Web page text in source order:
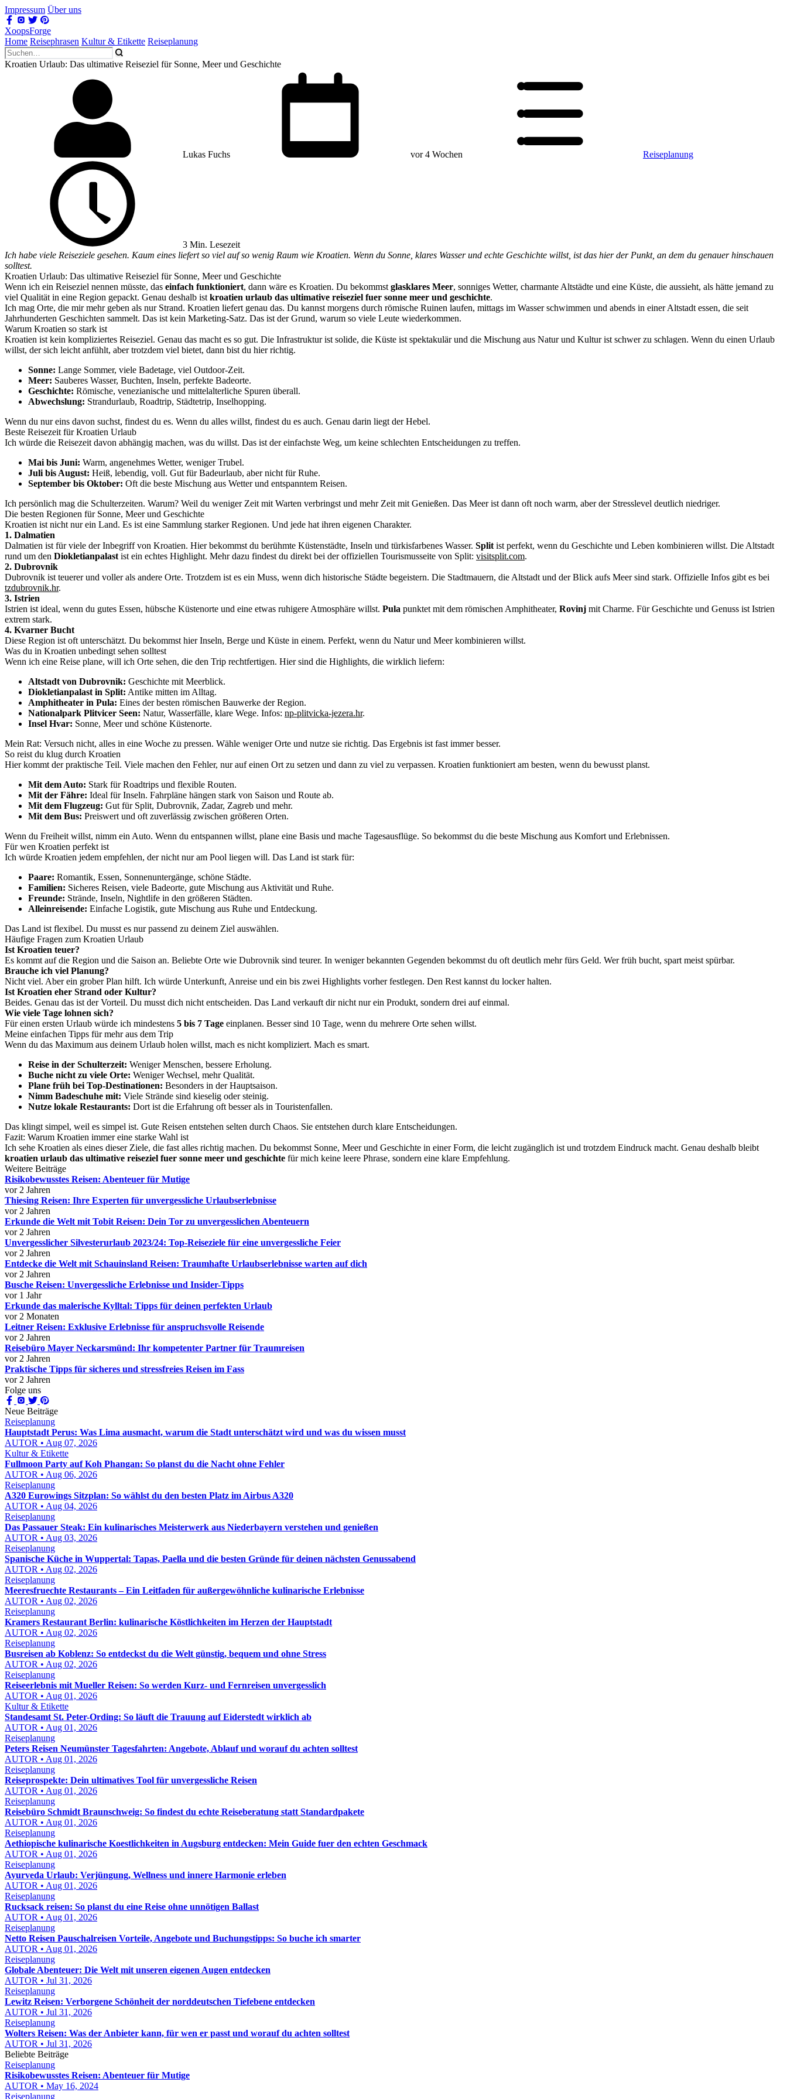
Impressum Über uns
XoopsForge
Home Reisephrasen Kultur & Etikette Reiseplanung
Kroatien Urlaub: Das ultimative Reiseziel für Sonne, Meer und Geschichte
Lukas Fuchs vor 4 Wochen Reiseplanung
3 Min. Lesezeit
Ich habe viele Reiseziele gesehen. Kaum eines liefert so viel auf so wenig Raum wie Kroatien. Wenn du Sonne, klares Wasser und echte Geschichte willst, ist das hier der Punkt, an dem du genauer hinschauen
solltest.
Kroatien Urlaub: Das ultimative Reiseziel für Sonne, Meer und Geschichte
Wenn ich ein Reiseziel nennen müsste, das einfach funktioniert, dann wäre es Kroatien. Du bekommst glasklares Meer, sonniges Wetter, charmante Altstädte und eine Küste, die aussieht, als hätte jemand zu
viel Qualität in eine Region gepackt. Genau deshalb ist kroatien urlaub das ultimative reiseziel fuer sonne meer und geschichte.
Ich mag Orte, die mir mehr geben als nur Strand. Kroatien liefert genau das. Du kannst morgens durch römische Ruinen laufen, mittags im Wasser schwimmen und abends in einer Altstadt essen, die seit
Jahrhunderten Geschichten sammelt. Das ist kein Marketing-Satz. Das ist der Grund, warum so viele Leute wiederkommen.
Warum Kroatien so stark ist
Kroatien ist kein kompliziertes Reiseziel. Genau das macht es so gut. Die Infrastruktur ist solide, die Küste ist spektakulär und die Mischung aus Natur und Kultur ist schwer zu schlagen. Wenn du einen Urlaub
willst, der sich leicht anfühlt, aber trotzdem viel bietet, dann bist du hier richtig.
Sonne: Lange Sommer, viele Badetage, viel Outdoor-Zeit.
Meer: Sauberes Wasser, Buchten, Inseln, perfekte Badeorte.
Geschichte: Römische, venezianische und mittelalterliche Spuren überall.
Abwechslung: Strandurlaub, Roadtrip, Städtetrip, Inselhopping.
Wenn du nur eins davon suchst, findest du es. Wenn du alles willst, findest du es auch. Genau darin liegt der Hebel.
Beste Reisezeit für Kroatien Urlaub
Ich würde die Reisezeit davon abhängig machen, was du willst. Das ist der einfachste Weg, um keine schlechten Entscheidungen zu treffen.
Mai bis Juni: Warm, angenehmes Wetter, weniger Trubel.
Juli bis August: Heiß, lebendig, voll. Gut für Badeurlaub, aber nicht für Ruhe.
September bis Oktober: Oft die beste Mischung aus Wetter und entspanntem Reisen.
Ich persönlich mag die Schulterzeiten. Warum? Weil du weniger Zeit mit Warten verbringst und mehr Zeit mit Genießen. Das Meer ist dann oft noch warm, aber der Stresslevel deutlich niedriger.
Die besten Regionen für Sonne, Meer und Geschichte
Kroatien ist nicht nur ein Land. Es ist eine Sammlung starker Regionen. Und jede hat ihren eigenen Charakter.
1. Dalmatien
Dalmatien ist für viele der Inbegriff von Kroatien. Hier bekommst du berühmte Küstenstädte, Inseln und türkisfarbenes Wasser. Split ist perfekt, wenn du Geschichte und Leben kombinieren willst. Die Altstadt
rund um den Diokletianpalast ist ein echtes Highlight. Mehr dazu findest du direkt bei der offiziellen Tourismusseite von Split: visitsplit.com.
2. Dubrovnik
Dubrovnik ist teuerer und voller als andere Orte. Trotzdem ist es ein Muss, wenn dich historische Städte begeistern. Die Stadtmauern, die Altstadt und der Blick aufs Meer sind stark. Offizielle Infos gibt es bei
tzdubrovnik.hr.
3. Istrien
Istrien ist ideal, wenn du gutes Essen, hübsche Küstenorte und eine etwas ruhigere Atmosphäre willst. Pula punktet mit dem römischen Amphitheater, Rovinj mit Charme. Für Geschichte und Genuss ist Istrien
extrem stark.
4. Kvarner Bucht
Diese Region ist oft unterschätzt. Du bekommst hier Inseln, Berge und Küste in einem. Perfekt, wenn du Natur und Meer kombinieren willst.
Was du in Kroatien unbedingt sehen solltest
Wenn ich eine Reise plane, will ich Orte sehen, die den Trip rechtfertigen. Hier sind die Highlights, die wirklich liefern:
Altstadt von Dubrovnik: Geschichte mit Meerblick.
Diokletianpalast in Split: Antike mitten im Alltag.
Amphitheater in Pula: Eines der besten römischen Bauwerke der Region.
Nationalpark Plitvicer Seen: Natur, Wasserfälle, klare Wege. Infos: np-plitvicka-jezera.hr.
Insel Hvar: Sonne, Meer und schöne Küstenorte.
Mein Rat: Versuch nicht, alles in eine Woche zu pressen. Wähle weniger Orte und nutze sie richtig. Das Ergebnis ist fast immer besser.
So reist du klug durch Kroatien
Hier kommt der praktische Teil. Viele machen den Fehler, nur auf einen Ort zu setzen und dann zu viel zu verpassen. Kroatien funktioniert am besten, wenn du bewusst planst.
Mit dem Auto: Stark für Roadtrips und flexible Routen.
Mit der Fähre: Ideal für Inseln. Fahrpläne hängen stark von Saison und Route ab.
Mit dem Flugzeug: Gut für Split, Dubrovnik, Zadar, Zagreb und mehr.
Mit dem Bus: Preiswert und oft zuverlässig zwischen größeren Orten.
Wenn du Freiheit willst, nimm ein Auto. Wenn du entspannen willst, plane eine Basis und mache Tagesausflüge. So bekommst du die beste Mischung aus Komfort und Erlebnissen.
Für wen Kroatien perfekt ist
Ich würde Kroatien jedem empfehlen, der nicht nur am Pool liegen will. Das Land ist stark für:
Paare: Romantik, Essen, Sonnenuntergänge, schöne Städte.
Familien: Sicheres Reisen, viele Badeorte, gute Mischung aus Aktivität und Ruhe.
Freunde: Strände, Inseln, Nightlife in den größeren Städten.
Alleinreisende: Einfache Logistik, gute Mischung aus Ruhe und Entdeckung.
Das Land ist flexibel. Du musst es nur passend zu deinem Ziel auswählen.
Häufige Fragen zum Kroatien Urlaub
Ist Kroatien teuer?
Es kommt auf die Region und die Saison an. Beliebte Orte wie Dubrovnik sind teurer. In weniger bekannten Gegenden bekommst du oft deutlich mehr fürs Geld. Wer früh bucht, spart meist spürbar.
Brauche ich viel Planung?
Nicht viel. Aber ein grober Plan hilft. Ich würde Unterkunft, Anreise und ein bis zwei Highlights vorher festlegen. Den Rest kannst du locker halten.
Ist Kroatien eher Strand oder Kultur?
Beides. Genau das ist der Vorteil. Du musst dich nicht entscheiden. Das Land verkauft dir nicht nur ein Produkt, sondern drei auf einmal.
Wie viele Tage lohnen sich?
Für einen ersten Urlaub würde ich mindestens 5 bis 7 Tage einplanen. Besser sind 10 Tage, wenn du mehrere Orte sehen willst.
Meine einfachen Tipps für mehr aus dem Trip
Wenn du das Maximum aus deinem Urlaub holen willst, mach es nicht kompliziert. Mach es smart.
Reise in der Schulterzeit: Weniger Menschen, bessere Erholung.
Buche nicht zu viele Orte: Weniger Wechsel, mehr Qualität.
Plane früh bei Top-Destinationen: Besonders in der Hauptsaison.
Nimm Badeschuhe mit: Viele Strände sind kieselig oder steinig.
Nutze lokale Restaurants: Dort ist die Erfahrung oft besser als in Touristenfallen.
Das klingt simpel, weil es simpel ist. Gute Reisen entstehen selten durch Chaos. Sie entstehen durch klare Entscheidungen.
Fazit: Warum Kroatien immer eine starke Wahl ist
Ich sehe Kroatien als eines dieser Ziele, die fast alles richtig machen. Du bekommst Sonne, Meer und Geschichte in einer Form, die leicht zugänglich ist und trotzdem Eindruck macht. Genau deshalb bleibt
kroatien urlaub das ultimative reiseziel fuer sonne meer und geschichte für mich keine leere Phrase, sondern eine klare Empfehlung.
Weitere Beiträge
Risikobewusstes Reisen: Abenteuer für Mutige
vor 2 Jahren
Thiesing Reisen: Ihre Experten für unvergessliche Urlaubserlebnisse
vor 2 Jahren
Erkunde die Welt mit Tobit Reisen: Dein Tor zu unvergesslichen Abenteuern
vor 2 Jahren
Unvergesslicher Silvesterurlaub 2023/24: Top-Reiseziele für eine unvergessliche Feier
vor 2 Jahren
Entdecke die Welt mit Schauinsland Reisen: Traumhafte Urlaubserlebnisse warten auf dich
vor 2 Jahren
Busche Reisen: Unvergessliche Erlebnisse und Insider-Tipps
vor 1 Jahr
Erkunde das malerische Kylltal: Tipps für deinen perfekten Urlaub
vor 2 Monaten
Leitner Reisen: Exklusive Erlebnisse für anspruchsvolle Reisende
vor 2 Jahren
Reisebüro Mayer Neckarsmünd: Ihr kompetenter Partner für Traumreisen
vor 2 Jahren
Praktische Tipps für sicheres und stressfreies Reisen im Fass
vor 2 Jahren
Folge uns
Neue Beiträge
Reiseplanung
Hauptstadt Perus: Was Lima ausmacht, warum die Stadt unterschätzt wird und was du wissen musst
AUTOR • Aug 07, 2026
Kultur & Etikette
Fullmoon Party auf Koh Phangan: So planst du die Nacht ohne Fehler
AUTOR • Aug 06, 2026
Reiseplanung
A320 Eurowings Sitzplan: So wählst du den besten Platz im Airbus A320
AUTOR • Aug 04, 2026
Reiseplanung
Das Passauer Steak: Ein kulinarisches Meisterwerk aus Niederbayern verstehen und genießen
AUTOR • Aug 03, 2026
Reiseplanung
Spanische Küche in Wuppertal: Tapas, Paella und die besten Gründe für deinen nächsten Genussabend
AUTOR • Aug 02, 2026
Reiseplanung
Meeresfruechte Restaurants – Ein Leitfaden für außergewöhnliche kulinarische Erlebnisse
AUTOR • Aug 02, 2026
Reiseplanung
Kramers Restaurant Berlin: kulinarische Köstlichkeiten im Herzen der Hauptstadt
AUTOR • Aug 02, 2026
Reiseplanung
Busreisen ab Koblenz: So entdeckst du die Welt günstig, bequem und ohne Stress
AUTOR • Aug 02, 2026
Reiseplanung
Reiseerlebnis mit Mueller Reisen: So werden Kurz- und Fernreisen unvergesslich
AUTOR • Aug 01, 2026
Kultur & Etikette
Standesamt St. Peter-Ording: So läuft die Trauung auf Eiderstedt wirklich ab
AUTOR • Aug 01, 2026
Reiseplanung
Peters Reisen Neumünster Tagesfahrten: Angebote, Ablauf und worauf du achten solltest
AUTOR • Aug 01, 2026
Reiseplanung
Reiseprospekte: Dein ultimatives Tool für unvergessliche Reisen
AUTOR • Aug 01, 2026
Reiseplanung
Reisebüro Schmidt Braunschweig: So findest du echte Reiseberatung statt Standardpakete
AUTOR • Aug 01, 2026
Reiseplanung
Aethiopische kulinarische Koestlichkeiten in Augsburg entdecken: Mein Guide fuer den echten Geschmack
AUTOR • Aug 01, 2026
Reiseplanung
Ayurveda Urlaub: Verjüngung, Wellness und innere Harmonie erleben
AUTOR • Aug 01, 2026
Reiseplanung
Rucksack reisen: So planst du eine Reise ohne unnötigen Ballast
AUTOR • Aug 01, 2026
Reiseplanung
Netto Reisen Pauschalreisen Vorteile, Angebote und Buchungstipps: So buche ich smarter
AUTOR • Aug 01, 2026
Reiseplanung
Globale Abenteuer: Die Welt mit unseren eigenen Augen entdecken
AUTOR • Jul 31, 2026
Reiseplanung
Lewitz Reisen: Verborgene Schönheit der norddeutschen Tiefebene entdecken
AUTOR • Jul 31, 2026
Reiseplanung
Wolters Reisen: Was der Anbieter kann, für wen er passt und worauf du achten solltest
AUTOR • Jul 31, 2026
Beliebte Beiträge
Reiseplanung
Risikobewusstes Reisen: Abenteuer für Mutige
AUTOR • May 16, 2024
Reiseplanung